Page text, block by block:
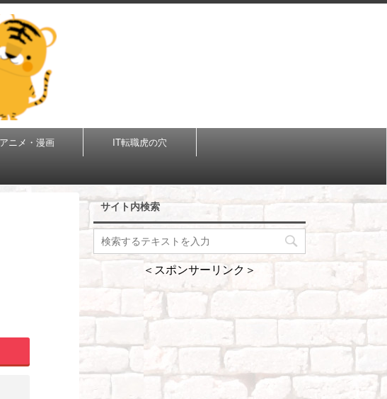
アニメ・漫画 IT転職虎の穴
サイト内検索
＜スポンサーリンク＞